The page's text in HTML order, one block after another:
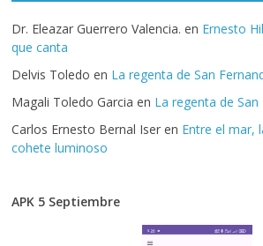
Dr. Eleazar Guerrero Valencia. en Ernesto
que canta
Delvis Toledo en La regenta de San
Magali Toledo Garcia en La regenta de
Carlos Ernesto Bernal Iser en Entre el mar,
cohete luminoso
APK 5 Septiembre